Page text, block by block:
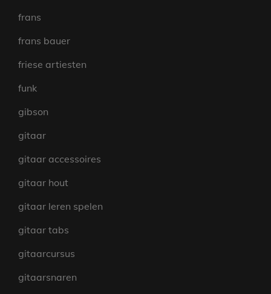
frans
frans bauer
friese artiesten
funk
gibson
gitaar
gitaar accessoires
gitaar hout
gitaar leren spelen
gitaar tabs
gitaarcursus
gitaarsnaren